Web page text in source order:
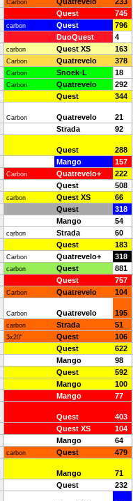
Carbon
Quest 745
carbon Quest 796
DuoQuest 4
carbon Quest XS 163
Carbon Quatrevelo 378
Carbon Snoek-L 18
Carbon Quatrevelo 292
Quest 344
Carbon Quatrevelo 21
Strada 92
Quest 288
Mango 157
Carbon Quatrevelo+ 222
Quest 508
carbon Quest XS 66
Quest 318
Mango 54
carbon Strada 60
Quest 183
Carbon Quatrevelo+ 318
carbon Quest 881
Quest 757
Carbon Quatrevelo 104
Carbon Quatrevelo 195
carbon Strada 51
3x20" Quest 106
Quest 622
Mango 98
Quest 592
Mango 100
Mango 77
Quest 403
Quest XS 104
Mango 64
carbon Quest 479
Mango 71
Quest 232